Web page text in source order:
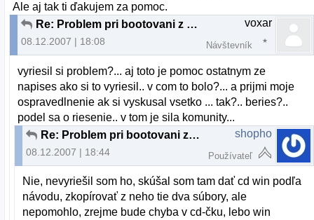
Ale aj tak ti ďakujem za pomoc.
Re: Problem pri bootovani z cd-Ubuntu
08.12.2007 | 18:08
voxar
Návštevník
vyriesil si problem?... aj toto je pomoc ostatnym ze
napises ako si to vyriesil.. v com to bolo?... a prijmi moje
ospravedlnenie ak si vyskusal vsetko ... tak?.. beries?..
podel sa o riesenie.. v tom je sila komunity...
Re: Problem pri bootovani z cd-Ubuntu
08.12.2007 | 18:44
shopho
Používateľ
Nie, nevyriešil som ho, skúšal som tam dať cd win podľa
návodu, zkopírovať z neho tie dva súbory, ale
nepomohlo, zrejme bude chyba v cd-čku, lebo win